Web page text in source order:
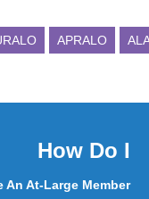
APRALO
How Do I
An At-Large Member